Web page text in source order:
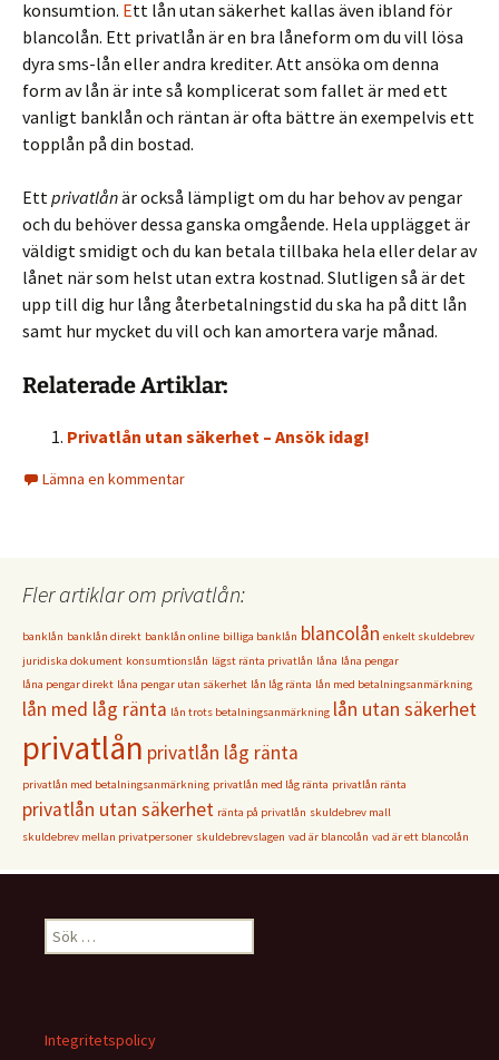
konsumtion. Ett lån utan säkerhet kallas även ibland för
blancolån. Ett privatlån är en bra låneform om du vill lösa
dyra sms-lån eller andra krediter. Att ansöka om denna
form av lån är inte så komplicerat som fallet är med ett
vanligt banklån och räntan är ofta bättre än exempelvis ett
topplån på din bostad.
Ettprivatlånär också lämpligt om du har behov av pengar
och du behöver dessa ganska omgående. Hela upplägget är
väldigt smidigt och du kan betala tillbaka hela eller delar av
lånet när som helst utan extra kostnad. Slutligen så är det
upp till dig hur lång återbetalningstid du ska ha på ditt lån
samt hur mycket du vill och kan amortera varje månad.
Relaterade Artiklar:
Privatlån utan säkerhet – Ansök idag!
Lämna en kommentar
Fler artiklar om privatlån:
banklån banklån direkt banklån online billiga banklån blancolån enkelt skuldebrev
juridiska dokument konsumtionslån lägst ränta privatlån låna låna pengar
låna pengar direkt låna pengar utan säkerhet lån låg ränta lån med betalningsanmärkning
lån med låg ränta lån trots betalningsanmärkning lån utan säkerhet
privatlån privatlån låg ränta
privatlån med betalningsanmärkning privatlån med låg ränta privatlån ränta
privatlån utan säkerhet ränta på privatlån skuldebrev mall
skuldebrev mellan privatpersoner skuldebrevslagen vad är blancolån vad är ett blancolån
Sök
efter:
Integritetspolicy